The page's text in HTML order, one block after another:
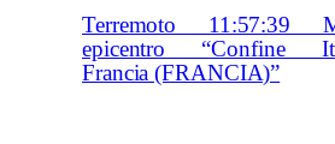
Terremoto 11:57:39
epicentro “Confine
Francia (FRANCIA)”